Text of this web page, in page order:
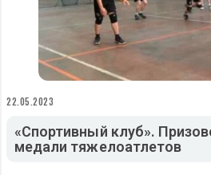
22.05.2023
«Спортивный клуб».
медали тяжелоатлетов